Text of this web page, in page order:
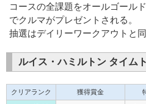
コースの全課題をオールゴール
でクルマがプレゼントされる。
抽選はデイリーワークアウトと同
ルイス・ハミルトン タイム
クリアランク 獲得賞金